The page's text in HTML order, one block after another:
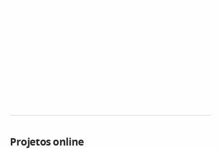
Projetos online